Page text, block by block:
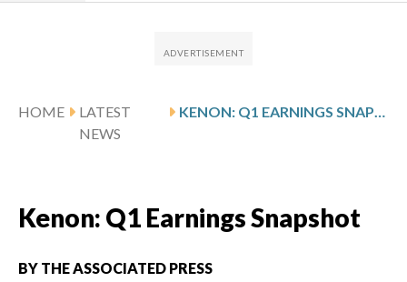
HOME
LATEST
NEWS
KENON: Q1 EARNINGS SNAPSHOT
Kenon: Q1 Earnings Snapshot
BY THE ASSOCIATED PRESS